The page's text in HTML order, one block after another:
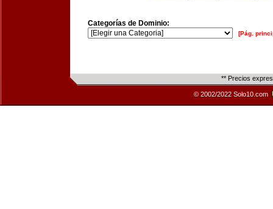
Categorías de Dominio:
[Pág.
** Precios
© 2002/2022 Solo10.com